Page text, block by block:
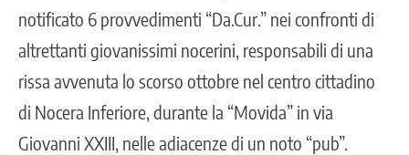
notificato 6 provvedimenti “Da.Cur.” nei confronti di
altrettanti giovanissimi nocerini, responsabili di una
rissa avvenuta lo scorso ottobre nel centro cittadino
di Nocera Inferiore, durante la “Movida” in via
Giovanni XXIII, nelle adiacenze di un noto “pub”.